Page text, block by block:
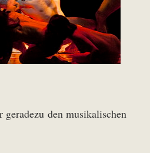
den musikalischen